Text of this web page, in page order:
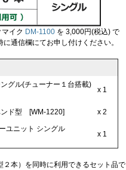
イク DM-1100 を 3,000円(税込) で
通信欄にてお申し付けください。
グル(チューナー１台搭載)
x 1
ド型 [WM-1220] x 2
ユニット シングル
x 1
本）を同時に利用できるセット品で